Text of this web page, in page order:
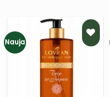
Nauja
Į NORŲ